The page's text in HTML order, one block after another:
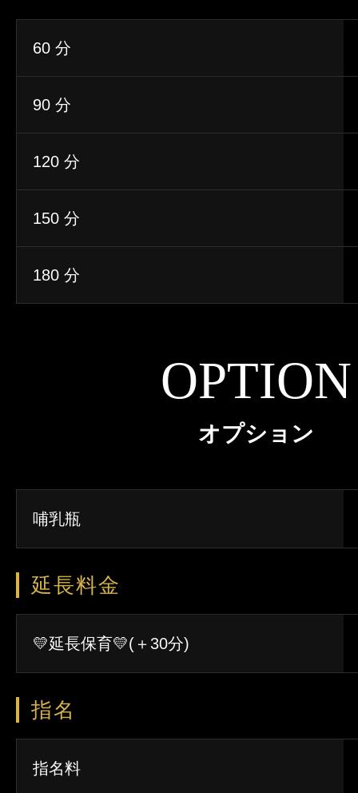
60 分
90 分
120 分
150 分
180 分
OPTION
オプション
哺乳瓶
延長料金
💛延長保育💛(＋30分)
指名
指名料